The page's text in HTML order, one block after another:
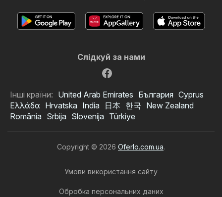
Слідкуй за нами
Інші країни: United Arab Emirates България Cyprus
Ελλάδα Hrvatska India 日本 한국 New Zealand
România Srbija Slovenija Türkiye
Copyright © 2026 Oferlo.com.ua.
Умови використання сайту
Обробка персональних даних